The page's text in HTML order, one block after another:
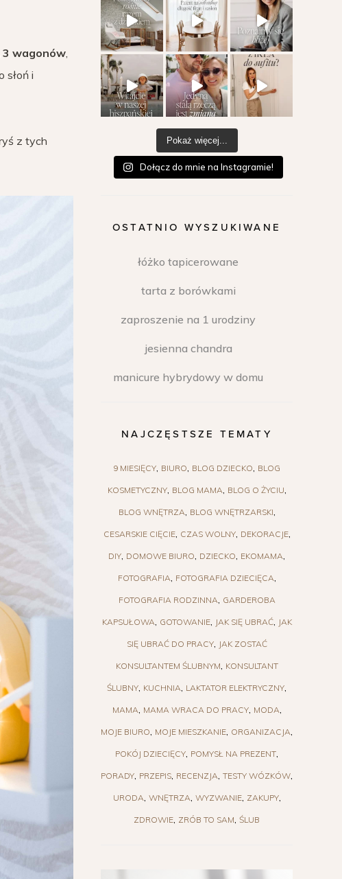
3 wagonów
słoń i
z tych
Pokaż więcej...
Dołącz do mnie na Instagramie!
OSTATNIO WYSZUKIWANE
łóżko tapicerowane
tarta z borówkami
zaproszenie na 1 urodziny
jesienna chandra
manicure hybrydowy w domu
NAJCZĘSTSZE TEMATY
9 MIESIĘCY BIURO BLOG DZIECKO BLOG
KOSMETYCZNY BLOG MAMA BLOG O ŻYCIU
BLOG WNĘTRZA BLOG WNĘTRZARSKI
CESARSKIE CIĘCIE CZAS WOLNY DEKORACJE
DIY DOMOWE BIURO DZIECKO EKOMAMA
FOTOGRAFIA FOTOGRAFIA DZIECIĘCA
FOTOGRAFIA RODZINNA GARDEROBA
KAPSUŁOWA GOTOWANIE JAK SIĘ UBRAĆ JAK
SIĘ UBRAĆ DO PRACY JAK ZOSTAĆ
KONSULTANTEM ŚLUBNYM KONSULTANT
ŚLUBNY KUCHNIA LAKTATOR ELEKTRYCZNY
MAMA MAMA WRACA DO PRACY MODA
MOJE BIURO MOJE MIESZKANIE ORGANIZACJA
POKÓJ DZIECIĘCY POMYSŁ NA PREZENT
PORADY PRZEPIS RECENZJA TESTY WÓZKÓW
URODA WNĘTRZA WYZWANIE ZAKUPY
ZDROWIE ZRÓB TO SAM ŚLUB